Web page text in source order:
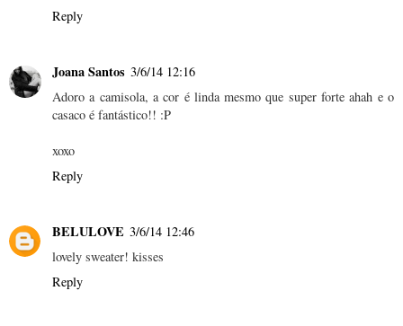
Reply
Joana Santos 3/6/14 12:16
Adoro a camisola, a cor é linda mesmo que super forte ahah e o
casaco é fantástico!! :P
xoxo
Reply
BELULOVE 3/6/14 12:46
lovely sweater! kisses
Reply